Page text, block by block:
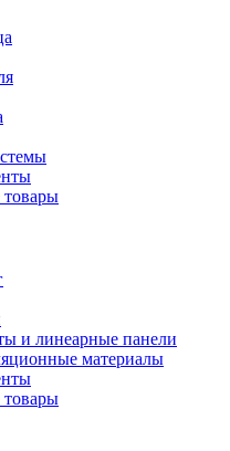
и линеарные панели
материалы